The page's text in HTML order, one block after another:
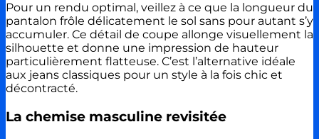
Pour un rendu optimal, veillez à ce que la longueur du
pantalon frôle délicatement le sol sans pour autant s’y
accumuler. Ce détail de coupe allonge visuellement la
silhouette et donne une impression de hauteur
particulièrement flatteuse. C’est l’alternative idéale
aux jeans classiques pour un style à la fois chic et
décontracté.
La chemise masculine revisitée